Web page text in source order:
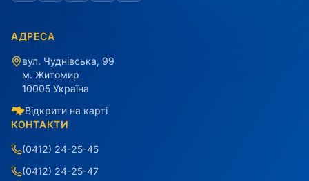
АДРЕСА
вул. Чуднівська, 99
м. Житомир
10005 Україна
Відкрити на карті
КОНТАКТИ
(0412) 24-25-45
(0412) 24-25-47